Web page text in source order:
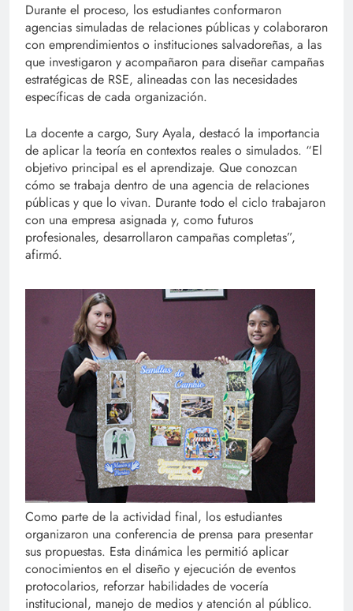
Durante el proceso, los estudiantes conformaron
agencias simuladas de relaciones públicas y colaboraron
con emprendimientos o instituciones salvadoreñas, a las
que investigaron y acompañaron para diseñar campañas
estratégicas de RSE, alineadas con las necesidades
específicas de cada organización.
La docente a cargo, Sury Ayala, destacó la importancia
de aplicar la teoría en contextos reales o simulados. “El
objetivo principal es el aprendizaje. Que conozcan
cómo se trabaja dentro de una agencia de relaciones
públicas y que lo vivan. Durante todo el ciclo trabajaron
con una empresa asignada y, como futuros
profesionales, desarrollaron campañas completas”,
afirmó.
Como parte de la actividad final, los estudiantes
organizaron una conferencia de prensa para presentar
sus propuestas. Esta dinámica les permitió aplicar
conocimientos en el diseño y ejecución de eventos
protocolarios, reforzar habilidades de vocería
institucional, manejo de medios y atención al público.